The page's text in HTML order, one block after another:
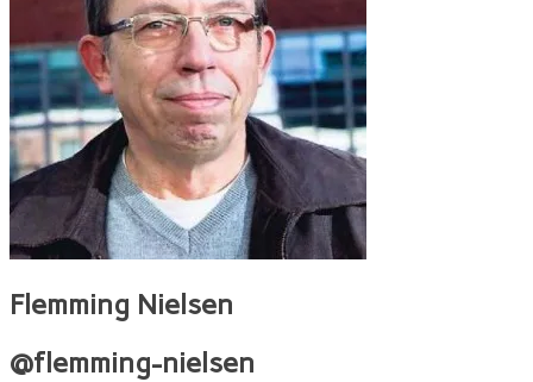
Flemming Nielsen
@flemming-nielsen